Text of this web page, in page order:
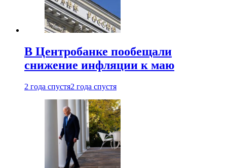
В Центробанке пообещали
снижение инфляции к маю
2 года спустя2 года спустя